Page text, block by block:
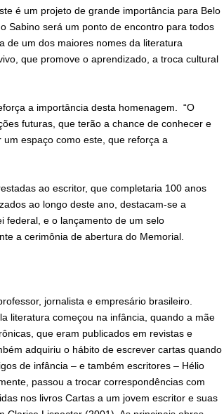
é um projeto de grande importância para Belo
Sabino será um ponto de encontro para todos
de um dos maiores nomes da literatura
que promove o aprendizado, a troca cultural
a importância desta homenagem. “O
futuras, que terão a chance de conhecer e
espaço como este, que reforça a
ao escritor, que completaria 100 anos
ao longo deste ano, destacam-se a
federal, e o lançamento de um selo
a cerimônia de abertura do Memorial.
jornalista e empresário brasileiro.
literatura começou na infância, quando a mãe
que eram publicados em revistas e
adquiriu o hábito de escrever cartas quando
de infância – e também escritores – Hélio
passou a trocar correspondências com
nos livros Cartas a um jovem escritor e suas